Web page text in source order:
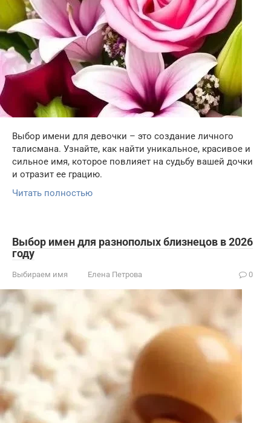
Выбор имени для девочки – это создание личного
талисмана. Узнайте, как найти уникальное, красивое и
сильное имя, которое повлияет на судьбу вашей дочки
и отразит ее грацию.
Читать полностью
Выбор имен для разнополых близнецов в 2026
году
Выбираем имя Елена Петрова 0